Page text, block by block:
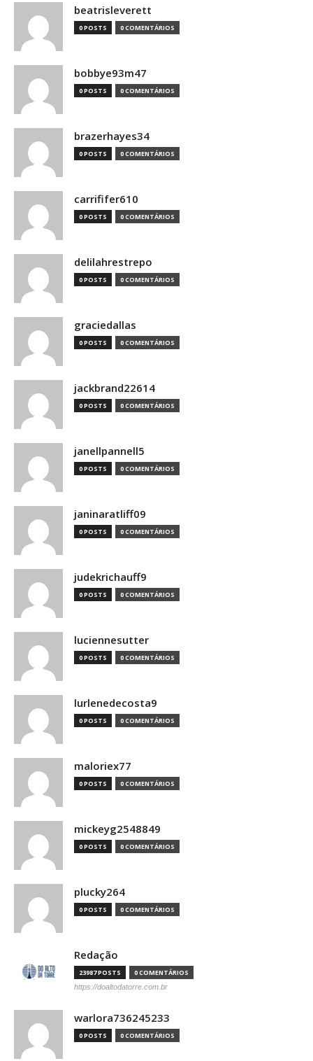
beatrisleverett
0 POSTS 0 COMENTÁRIOS
bobbye93m47
0 POSTS 0 COMENTÁRIOS
brazerhayes34
0 POSTS 0 COMENTÁRIOS
carrififer610
0 POSTS 0 COMENTÁRIOS
delilahrestrepo
0 POSTS 0 COMENTÁRIOS
graciedallas
0 POSTS 0 COMENTÁRIOS
jackbrand22614
0 POSTS 0 COMENTÁRIOS
janellpannell5
0 POSTS 0 COMENTÁRIOS
janinaratliff09
0 POSTS 0 COMENTÁRIOS
judekrichauff9
0 POSTS 0 COMENTÁRIOS
luciennesutter
0 POSTS 0 COMENTÁRIOS
lurlenedecosta9
0 POSTS 0 COMENTÁRIOS
maloriex77
0 POSTS 0 COMENTÁRIOS
mickeyg2548849
0 POSTS 0 COMENTÁRIOS
plucky264
0 POSTS 0 COMENTÁRIOS
Redação
23987 POSTS 0 COMENTÁRIOS
https://doaltodatorre.com.br
warlora736245233
0 POSTS 0 COMENTÁRIOS